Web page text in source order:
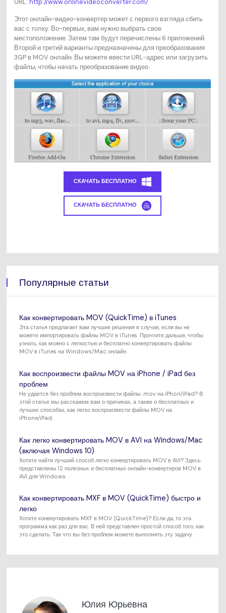
URL: http://www.onlinevideoconverter.com/
Этот онлайн-видео-конвертер может с первого взгляда сбить
вас с толку. Во-первых, вам нужно выбрать свое
местоположение. Затем там будут перечислены 6 приложений.
Второй и третий варианты предназначены для преобразования
3GP в MOV онлайн. Вы можете ввести URL-адрес или загрузить
файлы, чтобы начать преобразование видео.
СКАЧАТЬ БЕСПЛАТНО
СКАЧАТЬ БЕСПЛАТНО
Популярные статьи
Как конвертировать MOV (QuickTime) в iTunes
Эта статья предлагает вам лучшие решения в случае, если вы не
можете импортировать файлы MOV в iTunes. Прочтите дальше, чтобы
узнать, как можно с легкостью и бесплатно конвертировать файлы
MOV в iTunes на Windows/Mac онлайн.
Как воспроизвести файлы MOV на iPhone / iPad без
проблем
Не удается без проблем воспроизвести файлы .mov на iPhon/iPad? В
этой статье мы расскажем вам о причинах, а также о бесплатных и
лучших способах, как легко воспроизвести файлы MOV на
iPhone/iPad.
Как легко конвертировать MOV в AVI на Windows/Mac
(включая Windows 10)
Хотите найти лучший способ легко конвертировать MOV в AVI? Здесь
представлены 12 полезных и бесплатных онлайн-конвертеров MOV в
AVI для Windows.
Как конвертировать MXF в MOV (QuickTime) быстро и
легко
Хотите конвертировать MXF в MOV (QuickTime)? Если да, то эта
программа как раз для вас. В ней представлен простой способ того, как
это сделать. Так что вы без проблем можете выполнить эту задачу.
Юлия Юрьевна